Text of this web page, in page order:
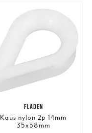
FLADEN
Kaus nylon 2p 14mm
35x58mm